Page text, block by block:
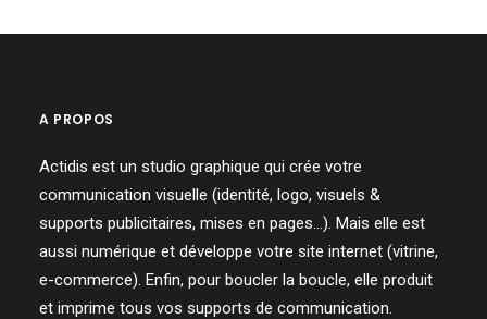
A PROPOS
Actidis est un studio graphique qui crée votre
communication visuelle (identité, logo, visuels &
supports publicitaires, mises en pages…). Mais elle est
aussi numérique et développe votre site internet (vitrine,
e-commerce). Enfin, pour boucler la boucle, elle produit
et imprime tous vos supports de communication.